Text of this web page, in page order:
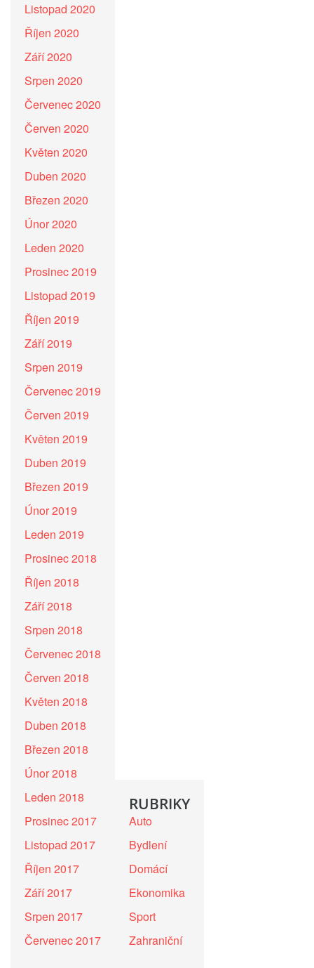
Listopad 2020
Říjen 2020
Září 2020
Srpen 2020
Červenec 2020
Červen 2020
Květen 2020
Duben 2020
Březen 2020
Únor 2020
Leden 2020
Prosinec 2019
Listopad 2019
Říjen 2019
Září 2019
Srpen 2019
Červenec 2019
Červen 2019
Květen 2019
Duben 2019
Březen 2019
Únor 2019
Leden 2019
Prosinec 2018
Říjen 2018
Září 2018
Srpen 2018
Červenec 2018
Červen 2018
Květen 2018
Duben 2018
Březen 2018
Únor 2018
Leden 2018
Prosinec 2017
Listopad 2017
Říjen 2017
Září 2017
Srpen 2017
Červenec 2017
RUBRIKY
Auto
Bydlení
Domácí
Ekonomika
Sport
Zahraniční